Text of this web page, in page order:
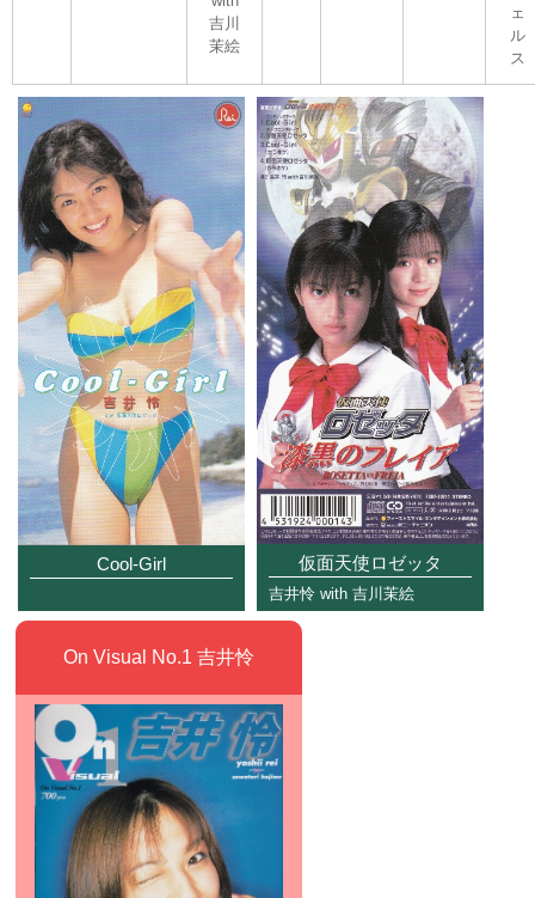
吉川
茉絵
ェ
ル
ス
Cool-Girl 仮面天使ロゼッタ
吉井怜 with 吉川茉絵
On Visual No.1 吉井怜